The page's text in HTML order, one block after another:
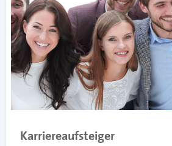
Karriereaufsteiger